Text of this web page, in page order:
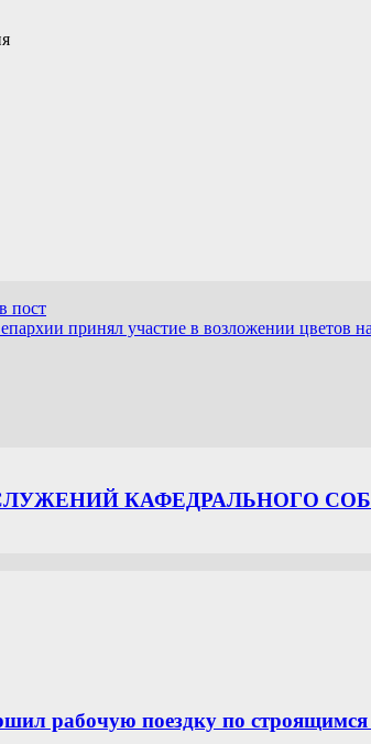
пост
принял участие в возложении цветов
КАФЕДРАЛЬНОГО
рабочую поездку по